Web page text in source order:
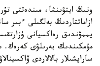
ونىڭ ايتۋىنشا، مىندەتتى
ازاماتتاردىڭ بەلگىلى ءبىر
يممۋندىق رەاكسيانى
مۇمكىندىك بەرىلۋى كەرەك.
ساراپشىلار بالالاردى